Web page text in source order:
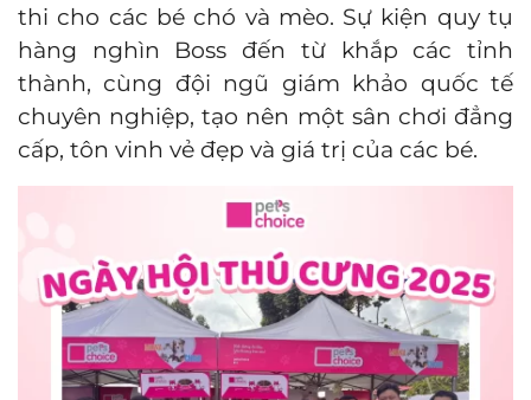
thi cho các bé chó và mèo. Sự kiện quy tụ
hàng nghìn Boss đến từ khắp các tỉnh
thành, cùng đội ngũ giám khảo quốc tế
chuyên nghiệp, tạo nên một sân chơi đẳng
cấp, tôn vinh vẻ đẹp và giá trị của các bé.